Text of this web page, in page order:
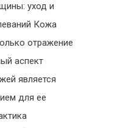
уход и
Кожа
отражение
аспект
является
для ее